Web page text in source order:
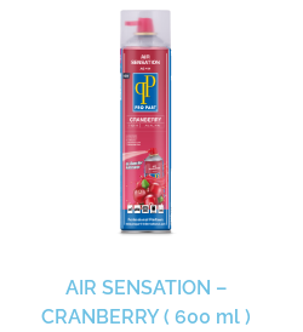
AIR SENSATION –
CRANBERRY ( 600 ml )